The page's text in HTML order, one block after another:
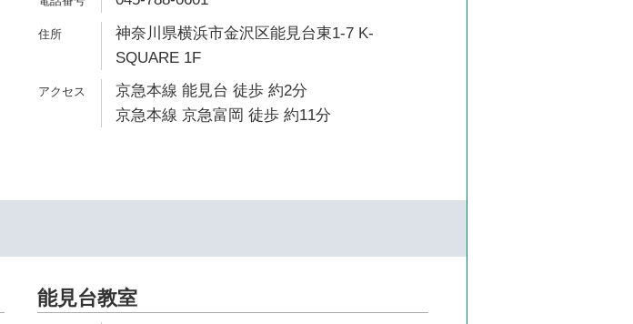
神奈川県横浜市金沢区能見台東1-7 K-
SQUARE 1F
京急本線 能見台 徒歩 約2分
京急本線 京急富岡 徒歩 約11分
能見台教室